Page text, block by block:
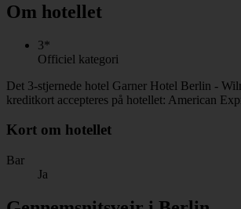
Om hotellet
3*
Officiel kategori
Det 3-stjernede hotel Garner Hotel Berlin -
kreditkort accepteres på hotellet: American
Kort om hotellet
Bar
Ja